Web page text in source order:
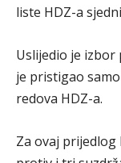
liste HDZ-a
Uslijedio je izbor
je pristigao
redova HDZ-a.
Za ovaj